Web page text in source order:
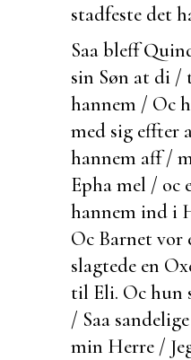
stadfeste det
Saa bleff
sin Søn at di
hannem / Oc
med sig effter
hannem aff /
Epha mel / oc
hannem ind i
Oc Barnet vor
slagtede en
til Eli. Oc hun
/ Saa
min Herre /